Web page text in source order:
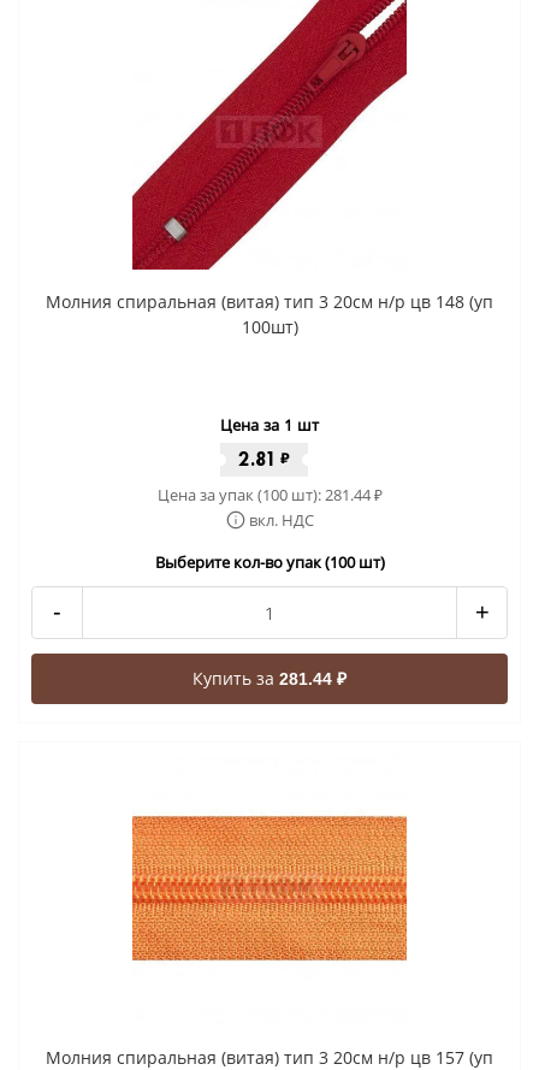
Молния спиральная (витая) тип 3 20см н/р цв 148 (уп
100шт)
Цена за 1 шт
2.81 ₽
Цена за упак (100 шт):281.44₽
вкл. НДС
Выберите кол-во упак (100 шт)
- +
Купить за 281.44 ₽
Молния спиральная (витая) тип 3 20см н/р цв 157 (уп